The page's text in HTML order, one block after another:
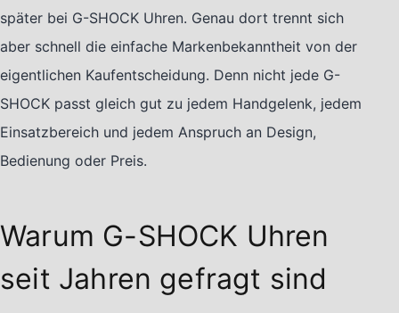
später bei G-SHOCK Uhren. Genau dort trennt sich
aber schnell die einfache Markenbekanntheit von der
eigentlichen Kaufentscheidung. Denn nicht jede G-
SHOCK passt gleich gut zu jedem Handgelenk, jedem
Einsatzbereich und jedem Anspruch an Design,
Bedienung oder Preis.
Warum G-SHOCK Uhren
seit Jahren gefragt sind